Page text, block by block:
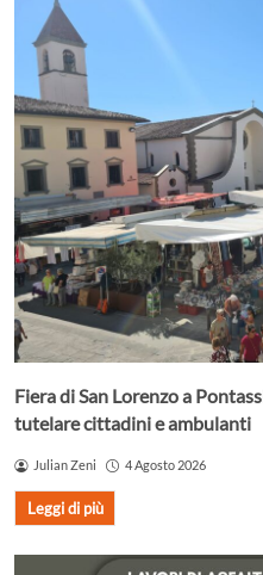
Fiera di San Lorenzo a
tutelare cittadini e ambulanti
Julian Zeni 4 Agosto 2026
Leggi di più